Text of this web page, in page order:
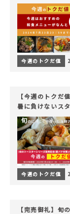
今週のトクだ値
【今週のトクだ
暑に負けないス
今週のトクだ値
【完売御礼】旬